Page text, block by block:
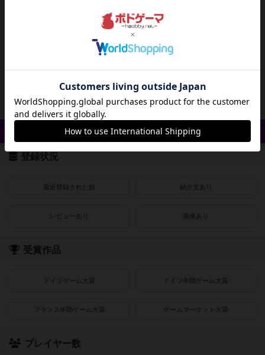
30分前後
作品説明文の編集者を募集中
4 1
クイック検索
登録状況
最近登録された順 紹介文あり
レビューあり 画像あり
受賞作品
ドイツゲーム大賞 ドイツ年間ゲーム大賞
フランス年間ゲーム大賞 ゲームマーケット大賞
プレイヤー数